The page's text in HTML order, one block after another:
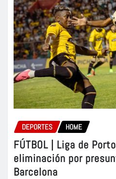
DEPORTES HOME
FÚTBOL | Liga de
eliminación por
Barcelona